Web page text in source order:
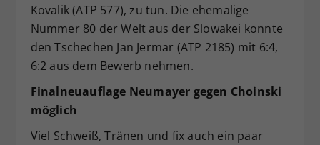
Kovalik (ATP 577), zu tun. Die ehemalige
Nummer 80 der Welt aus der Slowakei konnte
den Tschechen Jan Jermar (ATP 2185) mit 6:4,
6:2 aus dem Bewerb nehmen.
Finalneuauflage Neumayer gegen Choinski
möglich
Viel Schweiß, Tränen und fix auch ein paar